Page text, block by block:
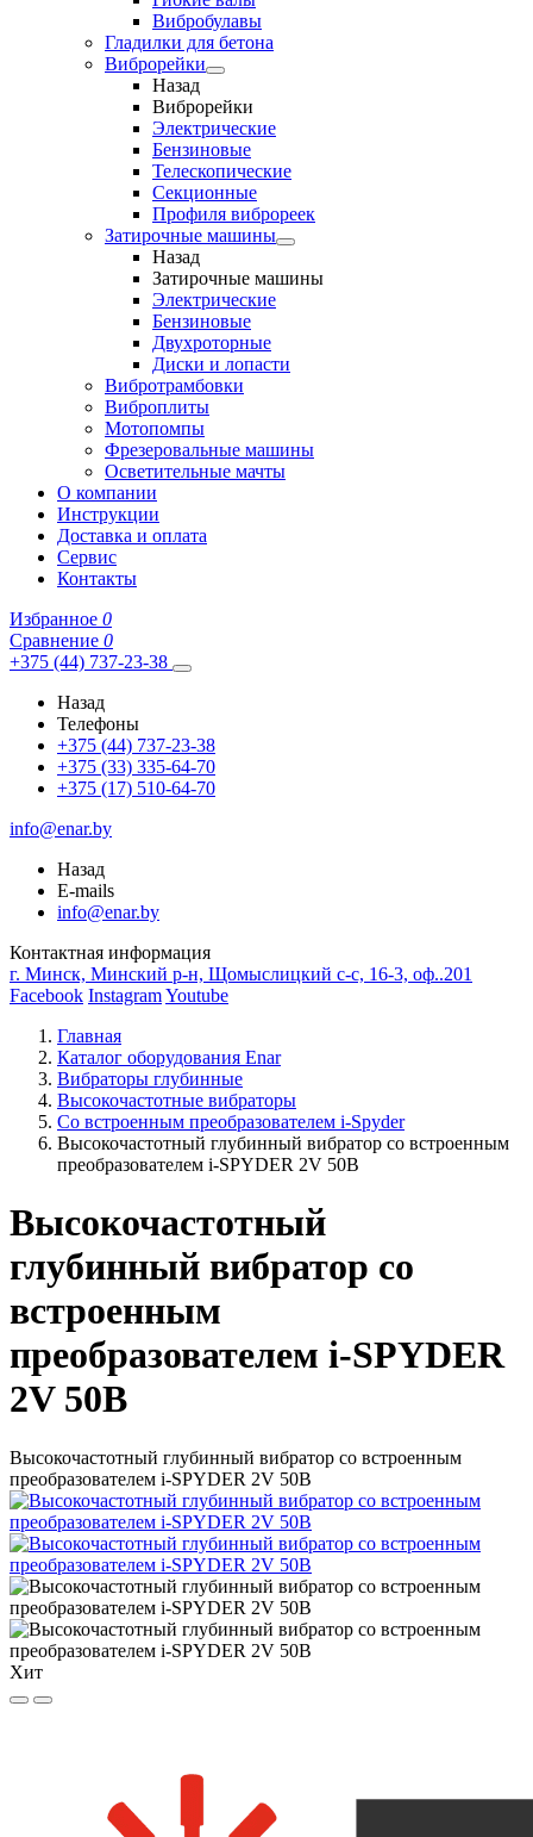
Вибробулавы
Гладилки для бетона
Виброрейки
Назад
Виброрейки
Электрические
Бензиновые
Телескопические
Секционные
Профиля виброреек
Затирочные машины
Назад
Затирочные машины
Электрические
Бензиновые
Двухроторные
Диски и лопасти
Вибротрамбовки
Виброплиты
Мотопомпы
Фрезеровальные машины
Осветительные мачты
О компании
Инструкции
Доставка и оплата
Сервис
Контакты
Избранное 0
Сравнение 0
+375 (44) 737-23-38
Назад
Телефоны
+375 (44) 737-23-38
+375 (33) 335-64-70
+375 (17) 510-64-70
info@enar.by
Назад
E-mails
info@enar.by
Контактная информация
г. Минск, Минский р-н, Щомыслицкий с-с, 16-3, оф..201
Facebook InstagramYoutube
Главная
Каталог оборудования Enar
Вибраторы глубинные
Высокочастотные вибраторы
Cо встроенным преобразователем i-Spyder
Высокочастотный глубинный вибратор со встроенным
преобразователем i-SPYDER 2V 50B
Высокочастотный
глубинный вибратор со
встроенным
преобразователем i-SPYDER
2V 50B
Высокочастотный глубинный вибратор со встроенным
преобразователем i-SPYDER 2V 50B
Хит